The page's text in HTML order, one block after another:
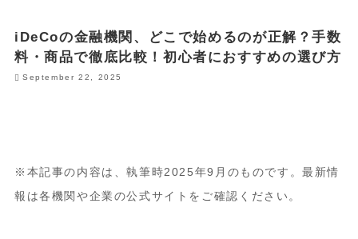
iDeCoの金融機関、どこで始めるのが正解？手数
料・商品で徹底比較！初心者におすすめの選び方
September 22, 2025
※本記事の内容は、執筆時2025年9月のものです。最新情
報は各機関や企業の公式サイトをご確認ください。